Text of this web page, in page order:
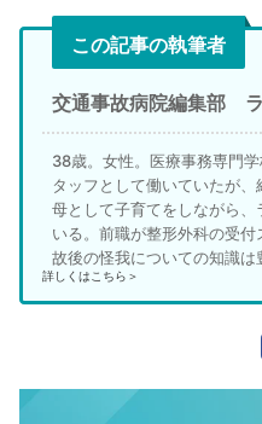
この記事の執筆者
交通事故病院編集部
38歳。女性。医療事務専門
タッフとして働いていたが
母として子育てをしながら
いる。前職が整形外科の受
故後の怪我についての知識は
詳しくはこちら＞